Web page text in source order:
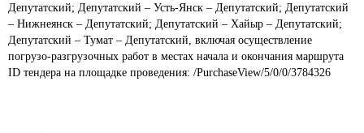
Депутатский; Депутатский – Усть-Янск – Депутатский; Депутатский
– Нижнеянск – Депутатский; Депутатский – Хайыр – Депутатский;
Депутатский – Тумат – Депутатский, включая осуществление
погрузо-разгрузочных работ в местах начала и окончания маршрута
ID тендера на площадке проведения: /PurchaseView/5/0/0/3784326